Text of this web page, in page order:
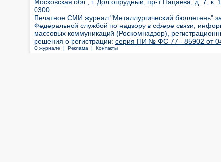
Московская обл., г. Долгопрудный, пр-т Пацаева, д. 7,
0300
Печатное СМИ журнал "Металлургический бюллетень"
Федеральной службой по надзору в сфере связи,
массовых коммуникаций (Роскомнадзор),
решения о регистрации: серия ПИ № ФС 77 - 85902 от 04
О журнале | Реклама | Контакты